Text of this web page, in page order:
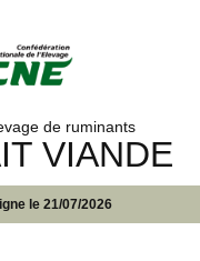
de ruminants
VIANDE
le 21/07/2026